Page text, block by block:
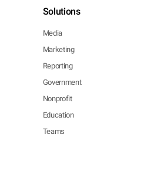
Solutions
Media
Marketing
Reporting
Government
Nonprofit
Education
Teams